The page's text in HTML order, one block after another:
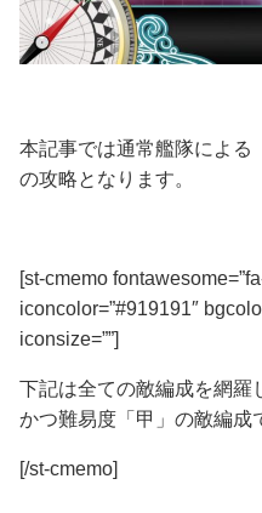
本記事では通常艦隊によ
の攻略となります。
[st-cmemo
iconcolor=”#919191″
iconsize=””]
下記は全ての敵編成を網羅
かつ難易度「甲」の敵編成
[/st-cmemo]